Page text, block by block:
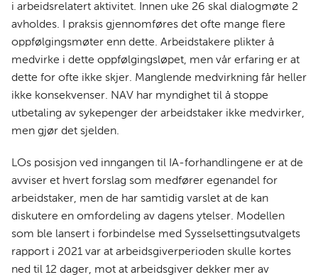
i arbeidsrelatert aktivitet. Innen uke 26 skal dialogmøte 2
avholdes. I praksis gjennomføres det ofte mange flere
oppfølgingsmøter enn dette. Arbeidstakere plikter å
medvirke i dette oppfølgingsløpet, men vår erfaring er at
dette for ofte ikke skjer. Manglende medvirkning får heller
ikke konsekvenser. NAV har myndighet til å stoppe
utbetaling av sykepenger der arbeidstaker ikke medvirker,
men gjør det sjelden.
LOs posisjon ved inngangen til IA-forhandlingene er at de
avviser et hvert forslag som medfører egenandel for
arbeidstaker, men de har samtidig varslet at de kan
diskutere en omfordeling av dagens ytelser. Modellen
som ble lansert i forbindelse med Sysselsettingsutvalgets
rapport i 2021 var at arbeidsgiverperioden skulle kortes
ned til 12 dager, mot at arbeidsgiver dekker mer av